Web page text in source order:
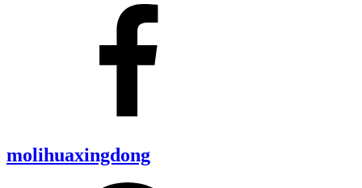
molihuaxingdong